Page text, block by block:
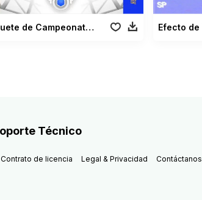
Paquete de Campeonato de Streaming de Gaming Vol 02
Técnico
Contrato de licencia Legal & Privacidad Contáctanos